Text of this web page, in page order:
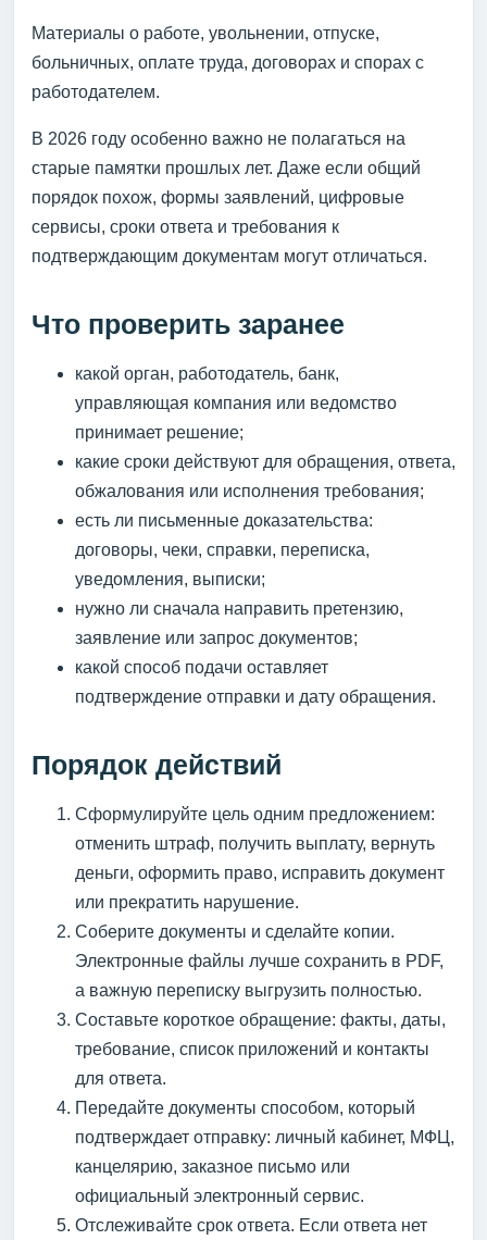
Материалы о работе, увольнении, отпуске,
больничных, оплате труда, договорах и спорах с
работодателем.
В 2026 году особенно важно не полагаться на
старые памятки прошлых лет. Даже если общий
порядок похож, формы заявлений, цифровые
сервисы, сроки ответа и требования к
подтверждающим документам могут отличаться.
Что проверить заранее
какой орган, работодатель, банк,
управляющая компания или ведомство
принимает решение;
какие сроки действуют для обращения, ответа,
обжалования или исполнения требования;
есть ли письменные доказательства:
договоры, чеки, справки, переписка,
уведомления, выписки;
нужно ли сначала направить претензию,
заявление или запрос документов;
какой способ подачи оставляет
подтверждение отправки и дату обращения.
Порядок действий
Сформулируйте цель одним предложением:
отменить штраф, получить выплату, вернуть
деньги, оформить право, исправить документ
или прекратить нарушение.
Соберите документы и сделайте копии.
Электронные файлы лучше сохранить в PDF,
а важную переписку выгрузить полностью.
Составьте короткое обращение: факты, даты,
требование, список приложений и контакты
для ответа.
Передайте документы способом, который
подтверждает отправку: личный кабинет, МФЦ,
канцелярию, заказное письмо или
официальный электронный сервис.
Отслеживайте срок ответа. Если ответа нет